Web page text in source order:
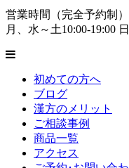
営業時間（完全予約制）
月、水～土10:00-19:00
初めての方へ
ブログ
漢方のメリット
ご相談事例
商品一覧
アクセス